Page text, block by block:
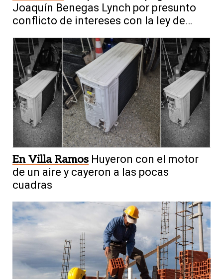
Joaquín Benegas Lynch por presunto
conflicto de intereses con la ley de
En Villa Ramos Huyeron con el motor
de un aire y cayeron a las pocas
cuadras